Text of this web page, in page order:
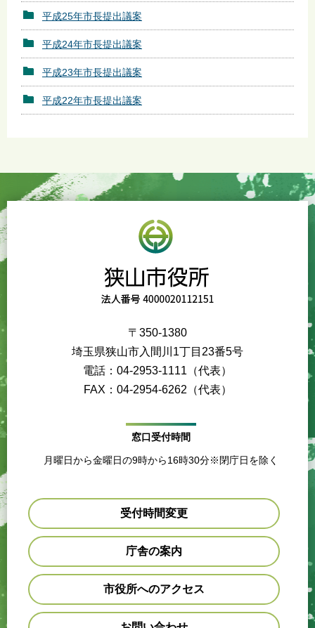
平成25年市長提出議案
平成24年市長提出議案
平成23年市長提出議案
平成22年市長提出議案
〒350-1380
埼玉県狭山市入間川1丁目23番5号
電話：04-2953-1111（代表）
FAX：04-2954-6262（代表）
窓口受付時間
月曜日から金曜日の9時から16時30分※閉庁日を除く
受付時間変更
庁舎の案内
市役所へのアクセス